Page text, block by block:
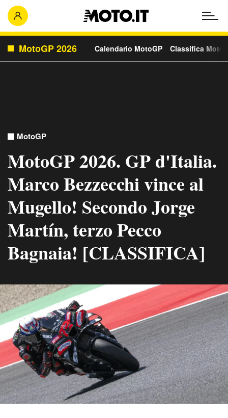
MotoGP 2026 Calendario MotoGP Classifica
MotoGP
MotoGP 2026. GP d'Italia.
Marco Bezzecchi vince al
Mugello! Secondo Jorge
Martín, terzo Pecco
Bagnaia! [CLASSIFICA]